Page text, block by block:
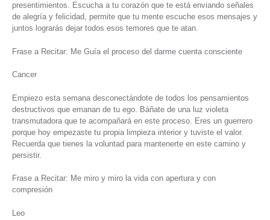
presentimientos. Escucha a tu corazón que te está enviando señales
de alegría y felicidad, permite que tu mente escuche esos mensajes y
juntos lograrás dejar todos esos temores que te atan.
Frase a Recitar: Me Guía el proceso del darme cuenta consciente
Cancer
Empiezo esta semana desconectándote de todos los pensamientos
destructivos que emanan de tu ego. Báñate de una luz violeta
transmutadora que te acompañará en este proceso. Eres un guerrero
porque hoy empezaste tu propia limpieza interior y tuviste el valor.
Recuerda que tienes la voluntad para mantenerte en este camino y
persistir.
Frase a Recitar: Me miro y miro la vida con apertura y con
compresión
Leo